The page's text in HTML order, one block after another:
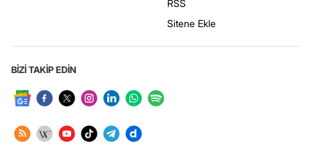
RSS
Sitene Ekle
BİZİ TAKİP EDİN